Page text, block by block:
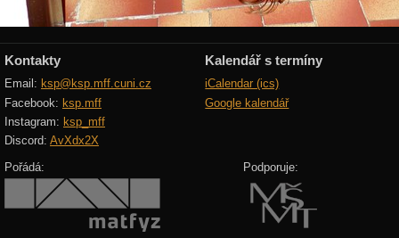
Kontakty
Email: ksp@ksp.mff.cuni.cz
Facebook: ksp.mff
Instagram: ksp_mff
Discord: AvXdx2X
Kalendář s termíny
iCalendar (ics)
Google kalendář
Pořádá: Podporuje: